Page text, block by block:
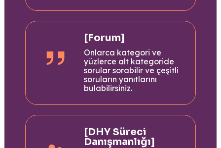
[Forum]
Onlarca kategori ve
yüzlerce alt kategoride
sorular sorabilir ve çeşitli
soruların yanıtlarını
bulabilirsiniz.
[DHY Süreci
Danışmanlığı]